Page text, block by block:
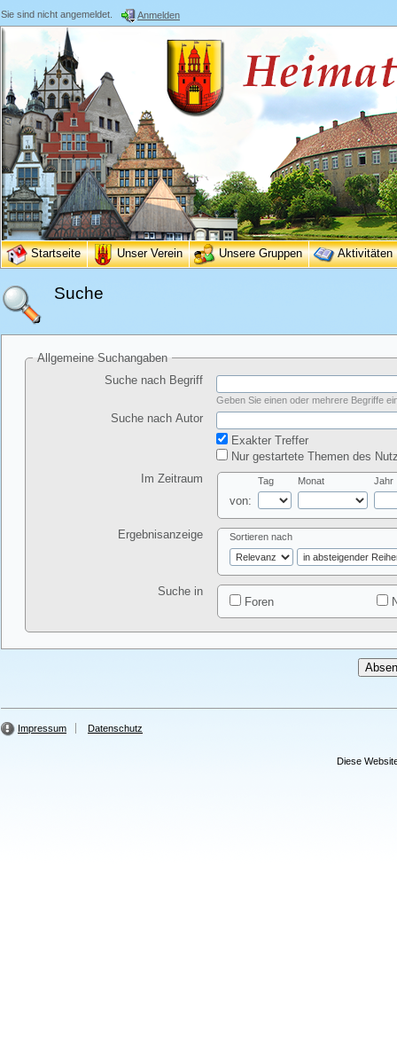
Sie sind nicht angemeldet. Anmelden
Startseite Unser Verein Unsere Gruppen Aktivitäten
Suche
Allgemeine Suchangaben
Suche nach Begriff
Geben Sie einen oder mehrere Begriffe
Suche nach Autor
Exakter Treffer
Nur gestartete Themen des
Im Zeitraum
von:
Tag Monat Jahr
Ergebnisanzeige Sortieren nach
Suche in
Foren
Impressum Datenschutz
Diese